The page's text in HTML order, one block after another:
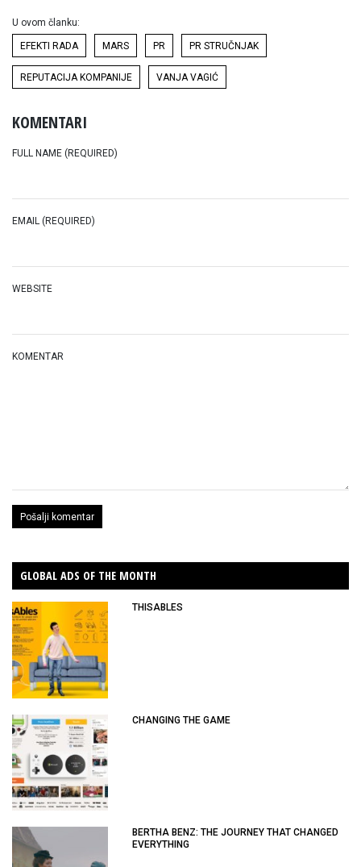
U ovom članku:
EFEKTI RADA MARS PR PR STRUČNJAK
REPUTACIJA KOMPANIJE VANJA VAGIĆ
KOMENTARI
FULL NAME (REQUIRED)
EMAIL (REQUIRED)
WEBSITE
KOMENTAR
GLOBAL ADS OF THE MONTH
THISABLES
CHANGING THE GAME
BERTHA BENZ: THE JOURNEY THAT CHANGED
EVERYTHING